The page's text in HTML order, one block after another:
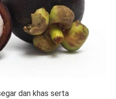
dan khas serta